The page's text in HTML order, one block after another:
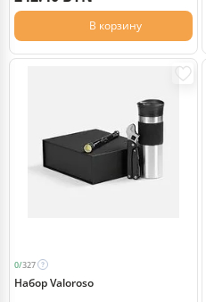
В корзину
0/327
Набор Valoroso